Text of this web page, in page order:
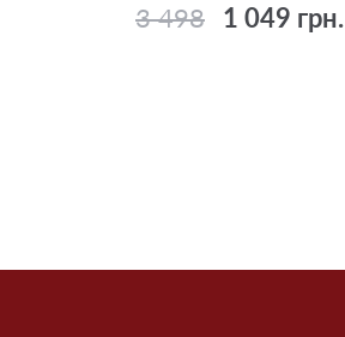
3 498 1 049 грн.